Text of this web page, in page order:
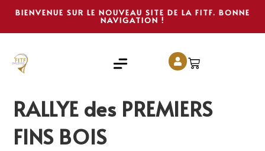
BIENVENUE SUR LE NOUVEAU SITE DE LA FITF. BONNE
NAVIGATION !
RALLYE des PREMIERS
FINS BOIS